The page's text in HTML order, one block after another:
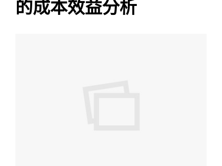
的成本效益分析